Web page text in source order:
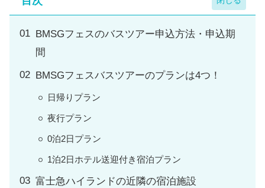
BMSGフェスのバスツアー申込方法・申込期
間
BMSGフェスバスツアーのプランは4つ！
日帰りプラン
夜行プラン
0泊2日プラン
1泊2日ホテル送迎付き宿泊プラン
富士急ハイランドの近隣の宿泊施設